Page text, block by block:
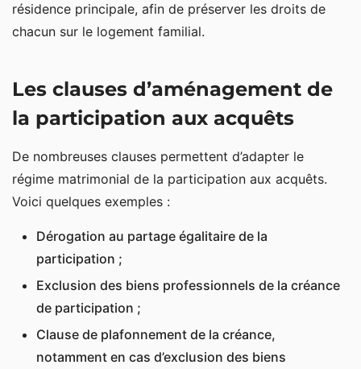
résidence principale, afin de préserver les droits de
chacun sur le logement familial.
Les clauses d’aménagement de
la participation aux acquêts
De nombreuses clauses permettent d’adapter le
régime matrimonial de la participation aux acquêts.
Voici quelques exemples :
Dérogation au partage égalitaire de la
participation ;
Exclusion des biens professionnels de la créance
de participation ;
Clause de plafonnement de la créance,
notamment en cas d’exclusion des biens